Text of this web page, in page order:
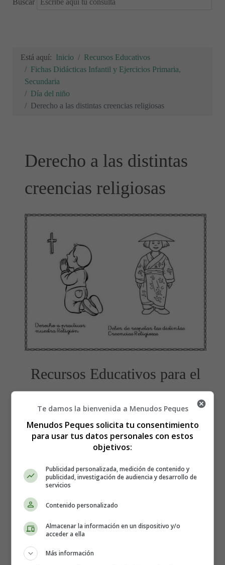
Buscar
Está aquí: Inicio
Recursos Educativos
Fichas Didácticas Infantil y Ejercicios Primaria,
Secundaria
Día del niño
Derecho a las distintas creencias religiosas
Derecho a las distintas
creencias religiosas
Recursos Educativos para el
día del niño - Fichas y
Laminas para colorear
20 de Noviembre día mundial del
niño
Más
niño
Derecho a las distintas creencias religiosas
Siguiente ficha:Todos somos iguales sin distinciones
Te damos la bienvenida a Menudos Peques
Menudos Peques solicita tu consentimiento
para usar tus datos personales con estos
objetivos:
Publicidad personalizada, medición de contenido y
publicidad, investigación de audiencia y desarrollo de
servicios
Contenido personalizado
Almacenar la información en un dispositivo y/o
acceder a ella
Más información